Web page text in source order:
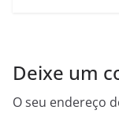
Deixe um
O seu endereço